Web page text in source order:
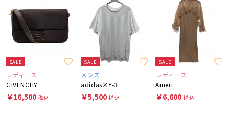
SALE
レディース
GIVENCHY
￥16,500税込
SALE
メンズ
adidas×Y-3
￥5,500税込
SALE
レディース
Ameri
￥6,600税込